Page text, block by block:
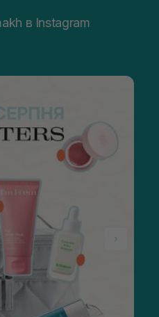
в Instagram